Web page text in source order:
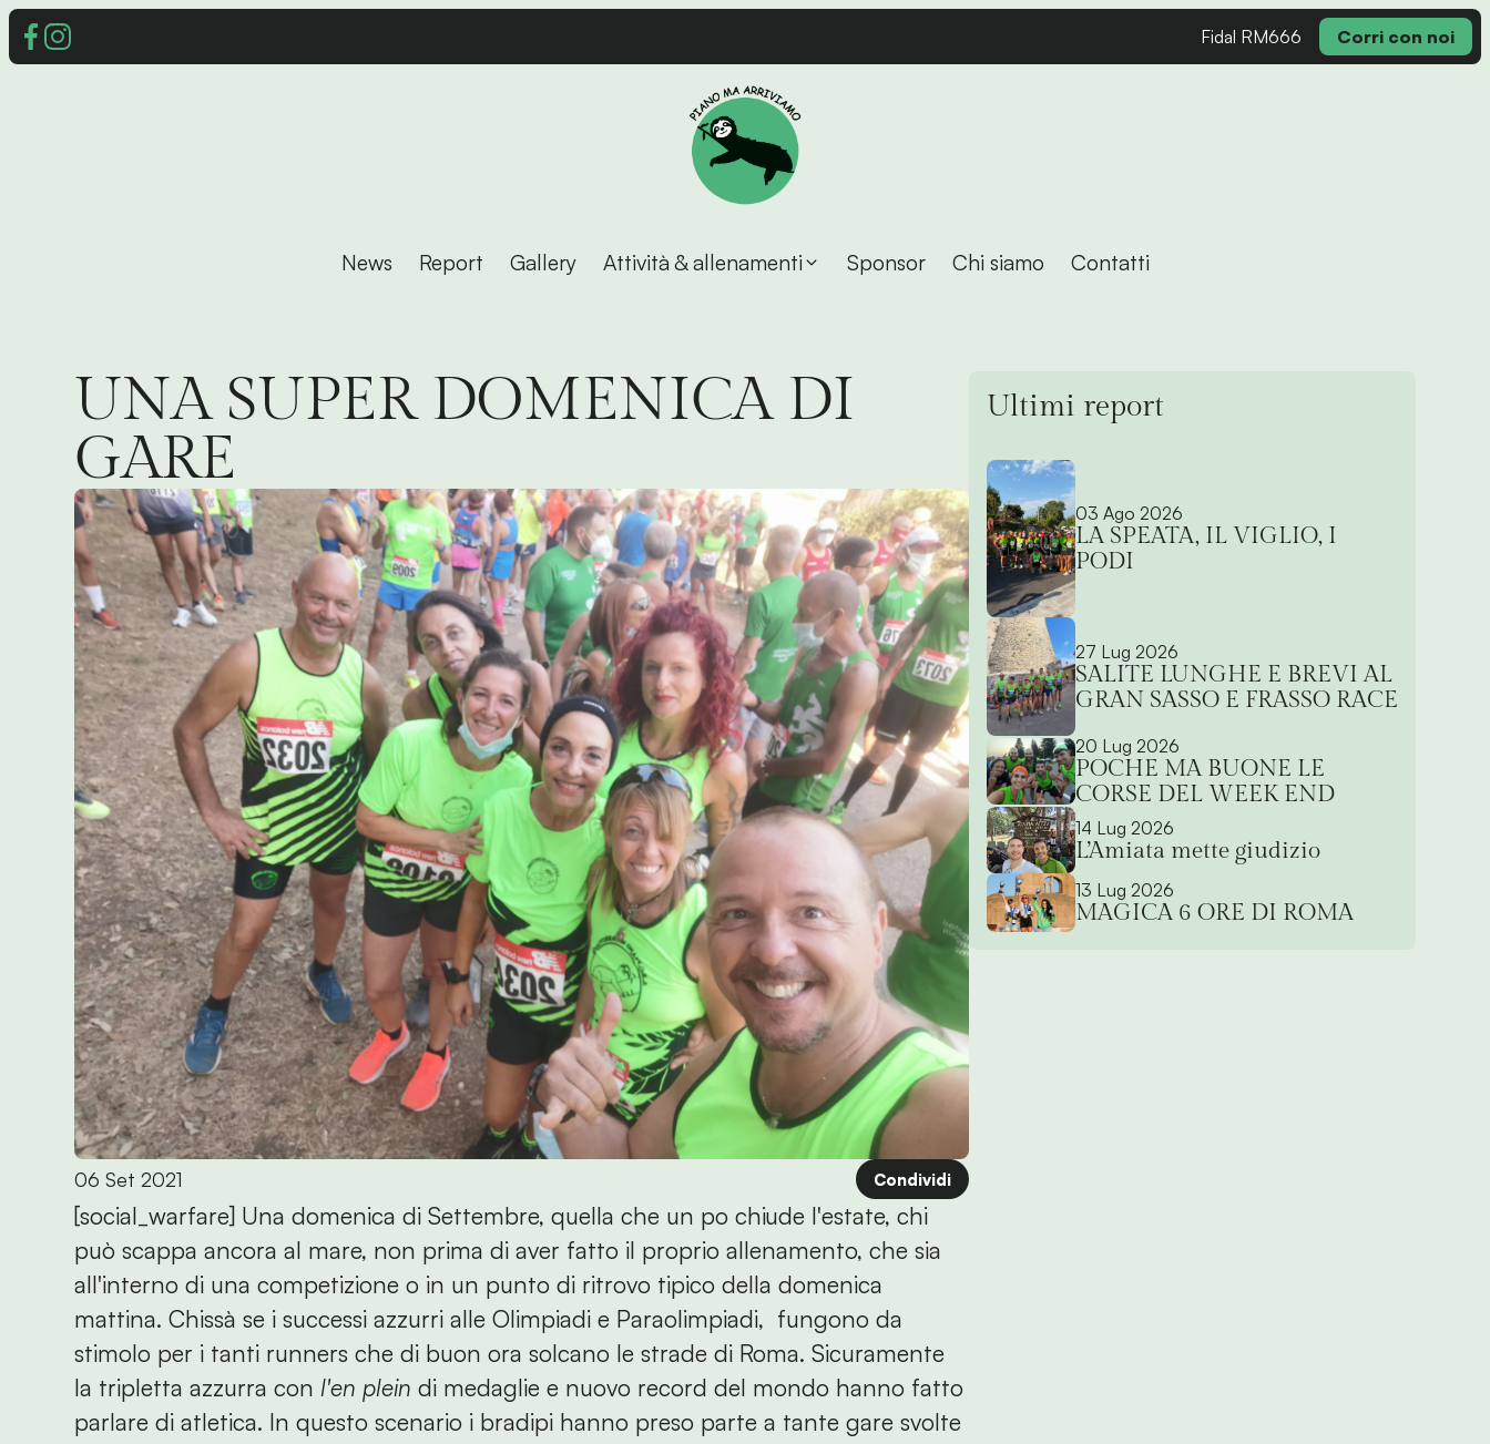
Fidal RM666 Corri con noi
News Report Gallery Attività & allenamenti Sponsor Chi siamo Contatti
UNA SUPER DOMENICA DI
GARE
06 Set 2021 Condividi
[social_warfare] Una domenica di Settembre, quella che un po chiude l'estate, chi
può scappa ancora al mare, non prima di aver fatto il proprio allenamento, che sia
all'interno di una competizione o in un punto di ritrovo tipico della domenica
mattina. Chissà se i successi azzurri alle Olimpiadi e Paraolimpiadi, fungono da
stimolo per i tanti runners che di buon ora solcano le strade di Roma. Sicuramente
la tripletta azzurra con l'en plein di medaglie e nuovo record del mondo hanno fatto
parlare di atletica. In questo scenario i bradipi hanno preso parte a tante gare svolte
Ultimi report
03 Ago 2026
LA SPEATA, IL VIGLIO, I
PODI
27 Lug 2026
SALITE LUNGHE E BREVI AL
GRAN SASSO E FRASSO RACE
20 Lug 2026
POCHE MA BUONE LE
CORSE DEL WEEK END
14 Lug 2026
L’Amiata mette giudizio
13 Lug 2026
MAGICA 6 ORE DI ROMA